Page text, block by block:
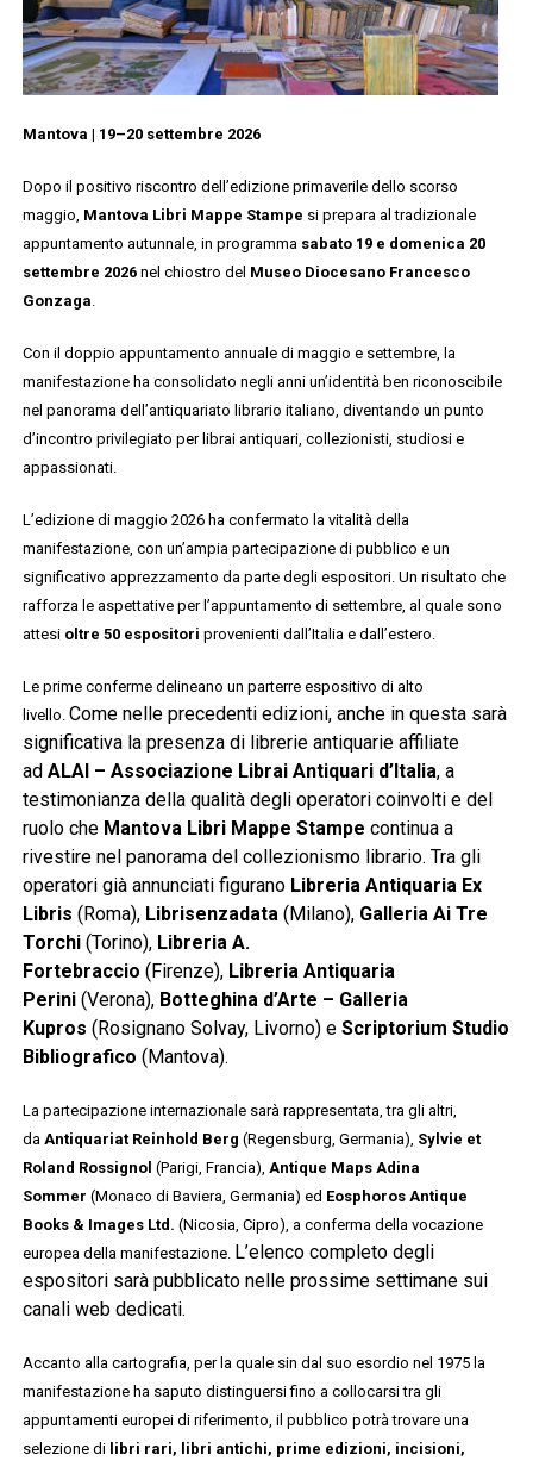
Mantova | 19–20 settembre 2026
Dopo il positivo riscontro dell’edizione primaverile dello scorso
maggio, Mantova Libri Mappe Stampe si prepara al tradizionale
appuntamento autunnale, in programma sabato 19 e domenica 20
settembre 2026nel chiostro del Museo Diocesano Francesco
Gonzaga.
Con il doppio appuntamento annuale di maggio e settembre, la
manifestazione ha consolidato negli anni un’identità ben riconoscibile
nel panorama dell’antiquariato librario italiano, diventando un punto
d’incontro privilegiato per librai antiquari, collezionisti, studiosi e
appassionati.
L’edizione di maggio 2026 ha confermato la vitalità della
manifestazione, con un’ampia partecipazione di pubblico e un
significativo apprezzamento da parte degli espositori. Un risultato che
rafforza le aspettative per l’appuntamento di settembre, al quale sono
attesi oltre 50 espositori provenienti dall’Italia e dall’estero.
Le prime conferme delineano un parterre espositivo di alto
livello. Come nelle precedenti edizioni, anche in questa sarà
significativa la presenza di librerie antiquarie affiliate
ad ALAI – Associazione Librai Antiquari d’Italia, a
testimonianza della qualità degli operatori coinvolti e del
ruolo che Mantova Libri Mappe Stampe continua a
rivestire nel panorama del collezionismo librario. Tra gli
operatori già annunciati figurano Libreria Antiquaria Ex
Libris (Roma), Librisenzadata(Milano), Galleria Ai Tre
Torchi(Torino), Libreria A.
Fortebraccio (Firenze), Libreria Antiquaria
Perini(Verona), Botteghina d’Arte – Galleria
Kupros (Rosignano Solvay, Livorno) e Scriptorium Studio
Bibliografico (Mantova).
La partecipazione internazionale sarà rappresentata, tra gli altri,
da Antiquariat Reinhold Berg (Regensburg, Germania), Sylvie et
Roland Rossignol (Parigi, Francia), Antique Maps Adina
Sommer (Monaco di Baviera, Germania) ed Eosphoros Antique
Books & Images Ltd. (Nicosia, Cipro), a conferma della vocazione
europea della manifestazione. L’elenco completo degli
espositori sarà pubblicato nelle prossime settimane sui
canali web dedicati.
Accanto alla cartografia, per la quale sin dal suo esordio nel 1975 la
manifestazione ha saputo distinguersi fino a collocarsi tra gli
appuntamenti europei di riferimento, il pubblico potrà trovare una
selezione di libri rari, libri antichi, prime edizioni, incisioni,